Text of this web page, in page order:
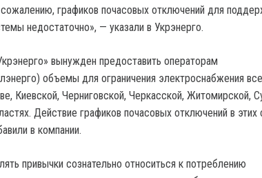
графиков почасовых отключений для
недостаточно», — указали в Укрэнерго.
вынужден предоставить операторам
объемы для ограничения электроснабжения
Киевской, Черниговской, Черкасской, Житомирской,
Действие графиков почасовых отключений в этих
в компании.
привычки сознательно относиться к потреблению